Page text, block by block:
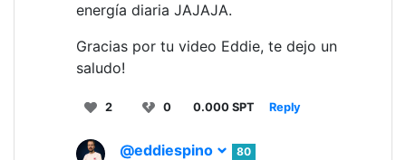
energía diaria JAJAJA.
Gracias por tu video Eddie, te dejo un
saludo!
2 0 0.000 SPT Reply
@eddiespino
80